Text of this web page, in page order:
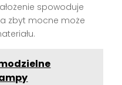
spowoduje
zbyt mocne może